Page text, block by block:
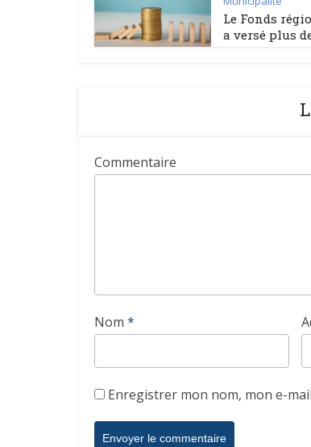
Le Fonds
a versé plus
Commentaire
Nom *
Enregistrer mon nom, mon e-